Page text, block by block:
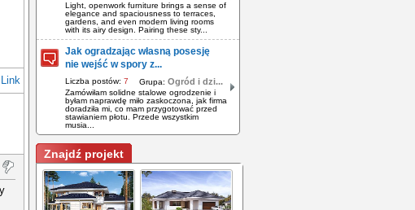
Link
Light, openwork furniture brings a sense of
elegance and spaciousness to terraces,
gardens, and even modern living rooms
with its airy design. Pairing these sty...
Jak ogradzając własną posesję
nie wejść w spory z...
Liczba postów: 7 Grupa: Ogród i dzi...
Zamówiłam solidne stalowe ogrodzenie i
byłam naprawdę miło zaskoczona, jak firma
doradziła mi, co mam przygotować przed
stawianiem płotu. Przede wszystkim
musia...
Znajdź projekt